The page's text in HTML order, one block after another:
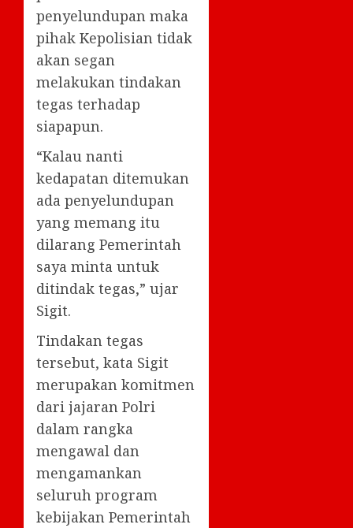
penyelundupan maka
pihak Kepolisian tidak
akan segan
melakukan tindakan
tegas terhadap
siapapun.
“Kalau nanti
kedapatan ditemukan
ada penyelundupan
yang memang itu
dilarang Pemerintah
saya minta untuk
ditindak tegas,” ujar
Sigit.
Tindakan tegas
tersebut, kata Sigit
merupakan komitmen
dari jajaran Polri
dalam rangka
mengawal dan
mengamankan
seluruh program
kebijakan Pemerintah